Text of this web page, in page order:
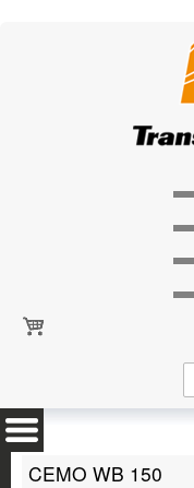
CEMO WB 150